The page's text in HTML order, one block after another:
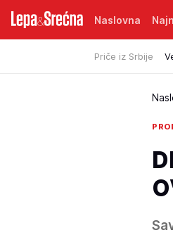
Naslovna
Priče iz Srbije